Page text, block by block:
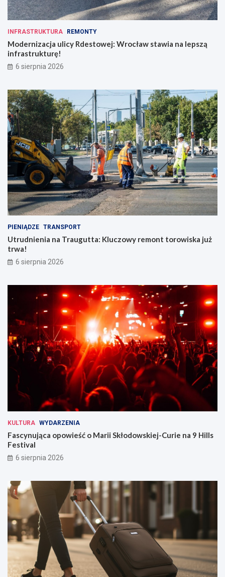
INFRASTRUKTURA REMONTY
Modernizacja ulicy Rdestowej: Wrocław stawia na lepszą
infrastrukturę!
6 sierpnia 2026
PIENIĄDZE TRANSPORT
Utrudnienia na Traugutta: Kluczowy remont torowiska już
trwa!
6 sierpnia 2026
KULTURA WYDARZENIA
Fascynująca opowieść o Marii Skłodowskiej-Curie na 9 Hills
Festival
6 sierpnia 2026